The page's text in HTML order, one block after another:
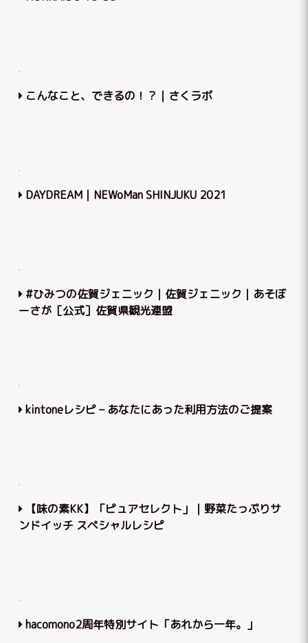
こんなこと、できるの！？｜さくラボ
DAYDREAM｜NEWoMan SHINJUKU 2021
#ひみつの佐賀ジェニック｜佐賀ジェニック｜あそぼ
ーさが［公式］佐賀県観光連盟
kintoneレシピ – あなたにあった利用方法のご提案
【味の素KK】「ピュアセレクト」｜野菜たっぷりサ
ンドイッチ スペシャルレシピ
hacomono2周年特別サイト「あれから一年。」